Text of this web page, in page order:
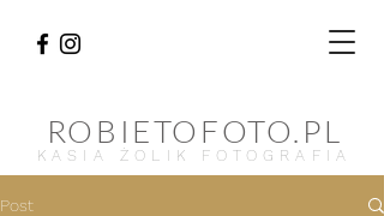
ROBIETOFOTO.PL
KASIA ŻOLIK FOTOGRAFIA
Post